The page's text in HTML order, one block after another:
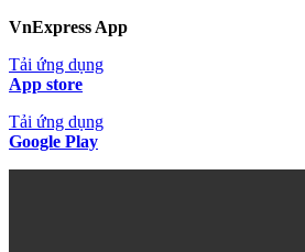
VnExpress App
Tải ứng dụng
App store
Tải ứng dụng
Google Play